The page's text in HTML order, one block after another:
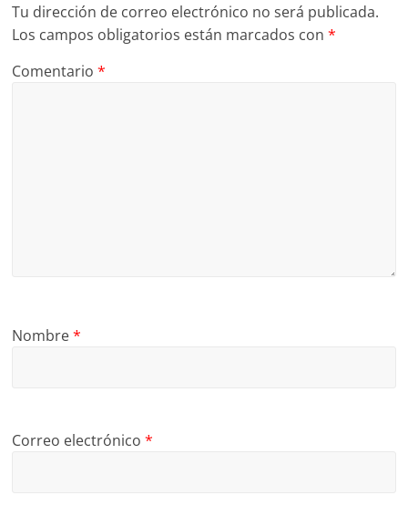
Tu dirección de correo electrónico no será publicada.
Los campos obligatorios están marcados con*
Comentario*
Nombre*
Correo electrónico*